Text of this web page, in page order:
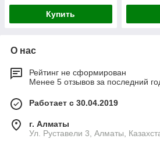
Купить
О нас
Рейтинг не сформирован
Менее 5 отзывов за последний
Работает с 30.04.2019
г. Алматы
Ул. Руставели 3, Алматы,